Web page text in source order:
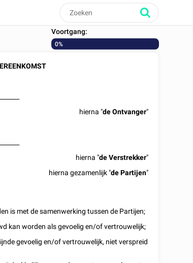
Voortgang:
0%
hierna "de Ontvanger"
hierna "de Verstrekker"
hierna gezamenlijk "de Partijen"
is met de samenwerking tussen de Partijen;
kan worden als gevoelig en/of vertrouwelijk;
gevoelig en/of vertrouwelijk, niet verspreid